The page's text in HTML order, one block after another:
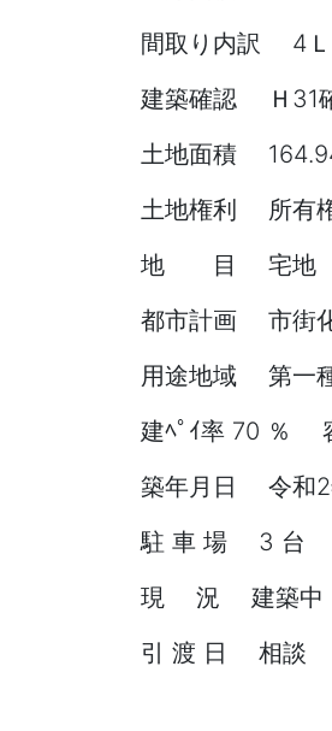
間取り内訳 4Ｌ
建築確認 Ｈ31
土地面積
土地権利 所有
地 目 宅地
都市計画 市街
用途地域 第一
建ﾍﾟｲ率 70 ％
築年月日 令和2
駐 車 場 3 台
現 況 建築中
引 渡 日 相談